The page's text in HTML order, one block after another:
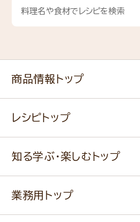
商品情報トップ
健康食品・他
新商品・リニューアル商品
通販サイト一覧
レシピトップ
作り方動画
知る学ぶ・楽しむトップ
業務用トップ